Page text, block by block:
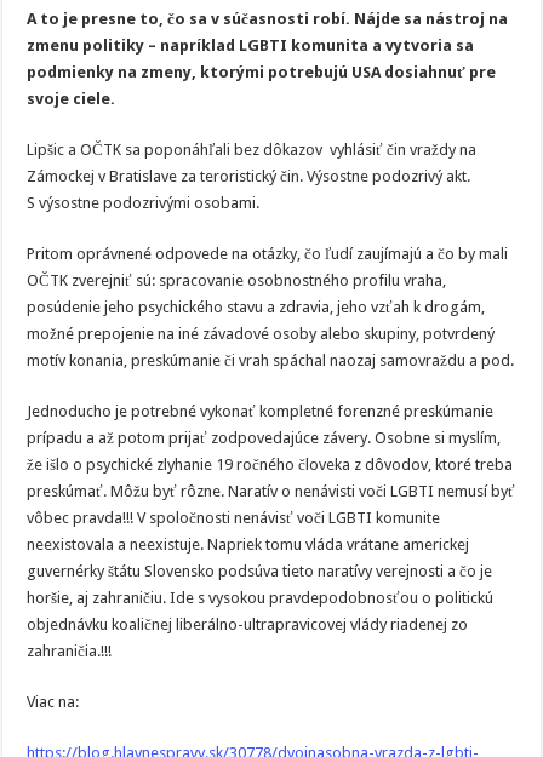
A to je presne to, čo sa v súčasnosti robí. Nájde sa nástroj na
zmenu politiky – napríklad LGBTI komunita a vytvoria sa
podmienky na zmeny, ktorými potrebujú USA dosiahnuť pre
svoje ciele.
Lipšic a OČTK sa poponáhľali bez dôkazov vyhlásiť čin vraždy na
Zámockej v Bratislave za teroristický čin. Výsostne podozrivý akt.
S výsostne podozrivými osobami.
Pritom oprávnené odpovede na otázky, čo ľudí zaujímajú a čo by mali
OČTK zverejniť sú: spracovanie osobnostného profilu vraha,
posúdenie jeho psychického stavu a zdravia, jeho vzťah k drogám,
možné prepojenie na iné závadové osoby alebo skupiny, potvrdený
motív konania, preskúmanie či vrah spáchal naozaj samovraždu a pod.
Jednoducho je potrebné vykonať kompletné forenzné preskúmanie
prípadu a až potom prijať zodpovedajúce závery. Osobne si myslím,
že išlo o psychické zlyhanie 19 ročného človeka z dôvodov, ktoré treba
preskúmať. Môžu byť rôzne. Naratív o nenávisti voči LGBTI nemusí byť
vôbec pravda!!! V spoločnosti nenávisť voči LGBTI komunite
neexistovala a neexistuje. Napriek tomu vláda vrátane americkej
guvernérky štátu Slovensko podsúva tieto naratívy verejnosti a čo je
horšie, aj zahraničiu. Ide s vysokou pravdepodobnosťou o politickú
objednávku koaličnej liberálno-ultrapravicovej vlády riadenej zo
zahraničia.!!!
Viac na:
https://blog.hlavnespravy.sk/30778/dvojnasobna-vrazda-z-lgbti-